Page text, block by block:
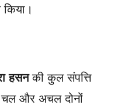
हसनकी कुल संपत्ति
और अचल दोनों